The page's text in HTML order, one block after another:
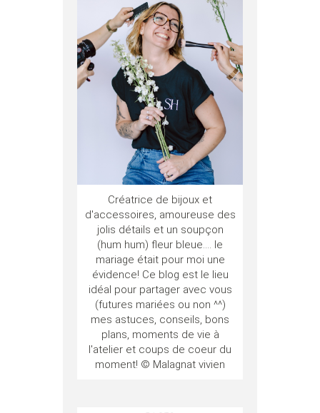
Créatrice de bijoux et
d'accessoires, amoureuse des
jolis détails et un soupçon
(hum hum) fleur bleue.... le
mariage était pour moi une
évidence! Ce blog est le lieu
idéal pour partager avec vous
(futures mariées ou non ^^)
mes astuces, conseils, bons
plans, moments de vie à
l'atelier et coups de coeur du
moment! © Malagnat vivien